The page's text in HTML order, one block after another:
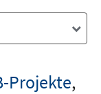
Projekte,